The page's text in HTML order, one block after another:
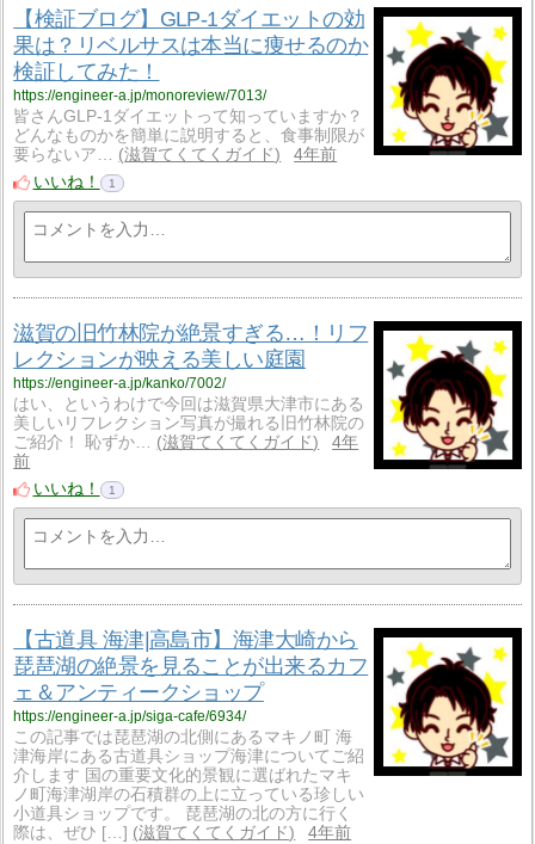
【検証ブログ】GLP-1ダイエットの効
果は？リベルサスは本当に痩せるのか
検証してみた！
https://engineer-a.jp/monoreview/7013/
皆さんGLP-1ダイエットって知っていますか？
どんなものかを簡単に説明すると、食事制限が
要らないア…
滋賀てくてくガイド
4年前
いいね！
1
滋賀の旧竹林院が絶景すぎる…！リフ
レクションが映える美しい庭園
https://engineer-a.jp/kanko/7002/
はい、というわけで今回は滋賀県大津市にある
美しいリフレクション写真が撮れる旧竹林院の
ご紹介！ 恥ずか…
滋賀てくてくガイド
4年
前
いいね！
1
【古道具 海津|高島市】海津大崎から
琵琶湖の絶景を見ることが出来るカフ
ェ＆アンティークショップ
https://engineer-a.jp/siga-cafe/6934/
この記事では琵琶湖の北側にあるマキノ町 海
津海岸にある古道具ショップ海津についてご紹
介します 国の重要文化的景観に選ばれたマキ
ノ町海津湖岸の石積群の上に立っている珍しい
小道具ショップです。 琵琶湖の北の方に行く
際は、ぜひ […]
滋賀てくてくガイド
4年前